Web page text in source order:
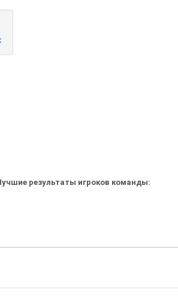
результаты игроков команды: